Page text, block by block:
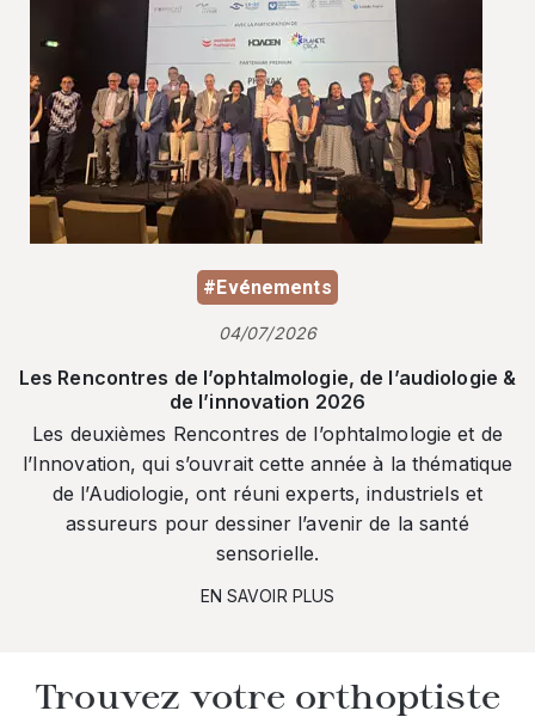
#Evénements
04/07/2026
Les Rencontres de l’ophtalmologie, de l’audiologie &
de l’innovation 2026
Les deuxièmes Rencontres de l’ophtalmologie et de
l’Innovation, qui s’ouvrait cette année à la thématique
de l’Audiologie, ont réuni experts, industriels et
assureurs pour dessiner l’avenir de la santé
sensorielle.
EN SAVOIR PLUS
Trouvez votre orthoptiste